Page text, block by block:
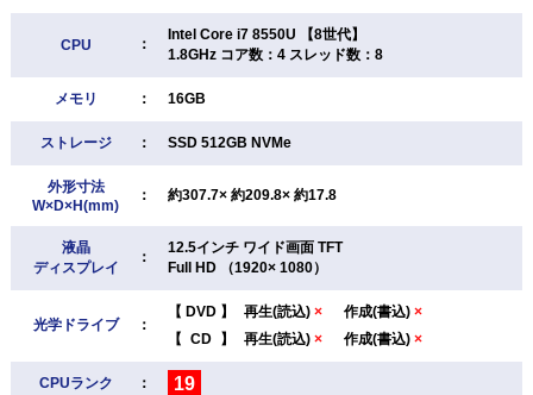
CPU ：
Intel Core i7 8550U 【8世代】
1.8GHz コア数：4 スレッド数：8
メモリ ： 16GB
ストレージ ： SSD 512GB NVMe
外形寸法
W×D×H(mm)
： 約307.7× 約209.8× 約17.8
液晶
ディスプレイ
：
12.5インチ ワイド画面 TFT
Full HD （1920× 1080）
光学ドライブ ：
【 DVD 】 再生(読込) × 作成(書込) ×
【 CD 】 再生(読込) × 作成(書込) ×
CPUランク ： 19